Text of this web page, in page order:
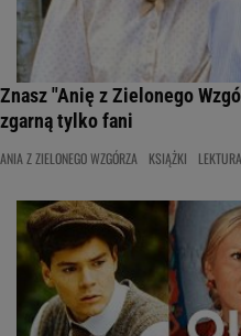
Znasz "Anię z Zielonego
zgarną tylko fani
ANIA Z ZIELONEGO WZGÓRZA KSIĄŻKI LEKTURA